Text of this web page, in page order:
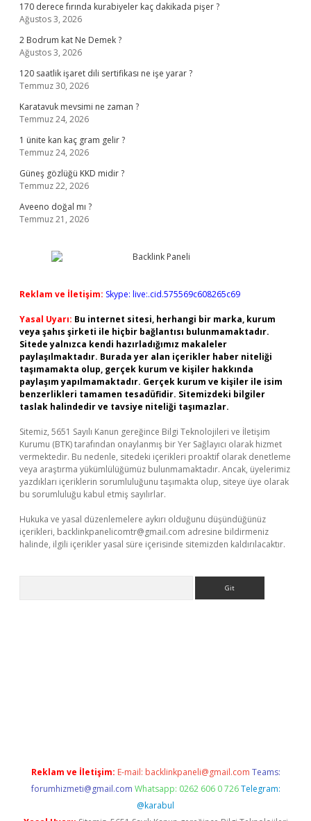
170 derece fırında kurabiyeler kaç dakikada pişer ?
Ağustos 3, 2026
2 Bodrum kat Ne Demek ?
Ağustos 3, 2026
120 saatlik işaret dili sertifikası ne işe yarar ?
Temmuz 30, 2026
Karatavuk mevsimi ne zaman ?
Temmuz 24, 2026
1 ünite kan kaç gram gelir ?
Temmuz 24, 2026
Güneş gözlüğü KKD midir ?
Temmuz 22, 2026
Aveeno doğal mı ?
Temmuz 21, 2026
Reklam ve İletişim: Skype: live:.cid.575569c608265c69
Yasal Uyarı: Bu internet sitesi, herhangi bir marka, kurum
veya şahıs şirketi ile hiçbir bağlantısı bulunmamaktadır.
Sitede yalnızca kendi hazırladığımız makaleler
paylaşılmaktadır. Burada yer alan içerikler haber niteliği
taşımamakta olup, gerçek kurum ve kişiler hakkında
paylaşım yapılmamaktadır. Gerçek kurum ve kişiler ile isim
benzerlikleri tamamen tesadüfidir. Sitemizdeki bilgiler
taslak halindedir ve tavsiye niteliği taşımazlar.
Sitemiz, 5651 Sayılı Kanun gereğince Bilgi Teknolojileri ve İletişim
Kurumu (BTK) tarafından onaylanmış bir Yer Sağlayıcı olarak hizmet
vermektedir. Bu nedenle, sitedeki içerikleri proaktif olarak denetleme
veya araştırma yükümlülüğümüz bulunmamaktadır. Ancak, üyelerimiz
yazdıkları içeriklerin sorumluluğunu taşımakta olup, siteye üye olarak
bu sorumluluğu kabul etmiş sayılırlar.
Hukuka ve yasal düzenlemelere aykırı olduğunu düşündüğünüz
içerikleri, backlinkpanelicomtr@gmail.com adresine bildirmeniz
halinde, ilgili içerikler yasal süre içerisinde sitemizden kaldırılacaktır.
Reklam ve İletişim: E-mail: backlinkpaneli@gmail.com Teams:
forumhizmeti@gmail.com Whatsapp: 0262 606 0 726 Telegram:
@karabul